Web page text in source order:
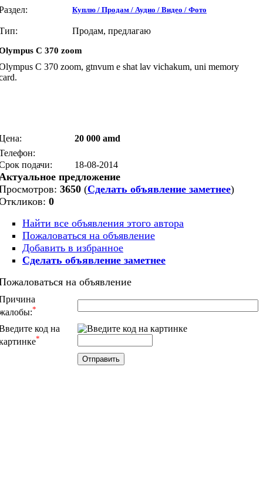
Куплю / Продам / Аудио / Видео / Фото
Продам, предлагаю
C 370 zoom
C 370 zoom, gtnvum e shat lav vichakum, uni memory
20 000 amd
подачи:
18-08-2014
предложение
3650 (Сделать объявление заметнее)
0
Найти все объявления этого автора
Пожаловаться на объявление
Добавить в избранное
Сделать объявление заметнее
на объявление
*
код на
*